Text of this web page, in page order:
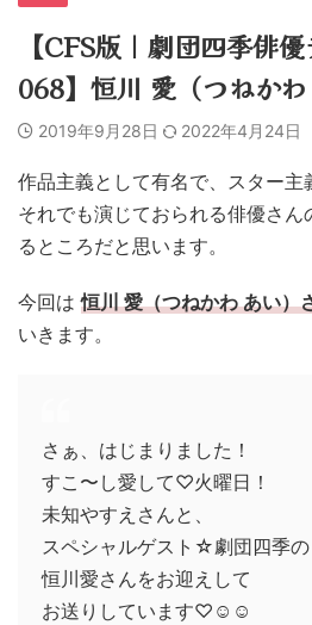
【CFS版｜劇団四季俳
068】恒川 愛（つねか
2019年9月28日 2022年4月24日
作品主義として有名で、スター主
それでも演じておられる俳優さ
るところだと思います。
今回は恒川 愛（つねかわ あい）
いきます。
さぁ、はじまりました！
すこ〜し愛して♡火曜日！
未知やすえさんと、
スペシャルゲスト☆劇団四季の
恒川愛さんをお迎えして
お送りしています♡☺︎☺︎